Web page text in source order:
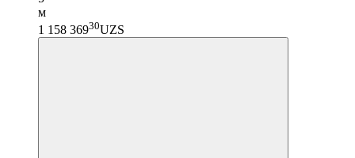
м
1 158 36930UZS